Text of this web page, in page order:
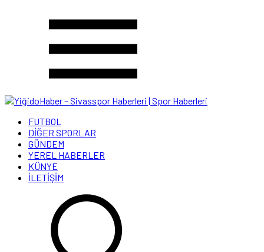
FUTBOL
DİĞER SPORLAR
GÜNDEM
YEREL HABERLER
KÜNYE
İLETİŞİM